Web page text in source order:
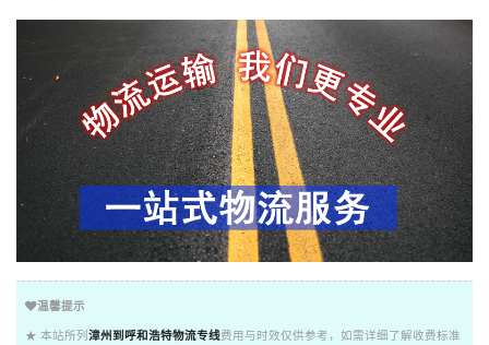
温馨提示
★ 本站所列 漳州到呼和浩特物流专线费用与时效仅供参考，如需详细了解收费标准